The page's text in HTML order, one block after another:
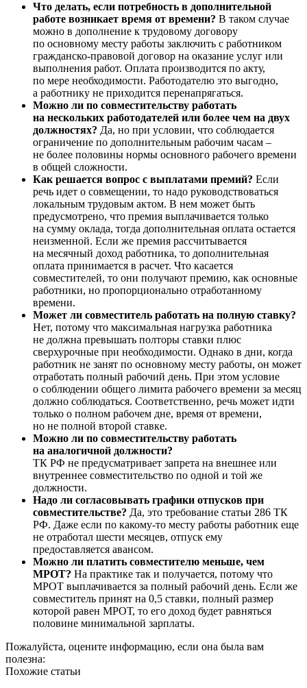
Что делать, если потребность в дополнительной
работе возникает время от времени? В таком случае
можно в дополнение к трудовому договору
по основному месту работы заключить с работником
гражданско-правовой договор на оказание услуг или
выполнения работ. Оплата производится по акту,
по мере необходимости. Работодателю это выгодно,
а работнику не приходится перенапрягаться.
Можно ли по совместительству работать
на нескольких работодателей или более чем на двух
должностях? Да, но при условии, что соблюдается
ограничение по дополнительным рабочим часам –
не более половины нормы основного рабочего времени
в общей сложности.
Как решается вопрос с выплатами премий? Если
речь идет о совмещении, то надо руководствоваться
локальным трудовым актом. В нем может быть
предусмотрено, что премия выплачивается только
на сумму оклада, тогда дополнительная оплата остается
неизменной. Если же премия рассчитывается
на месячный доход работника, то дополнительная
оплата принимается в расчет. Что касается
совместителей, то они получают премию, как основные
работники, но пропорционально отработанному
времени.
Может ли совместитель работать на полную ставку?
Нет, потому что максимальная нагрузка работника
не должна превышать полторы ставки плюс
сверхурочные при необходимости. Однако в дни, когда
работник не занят по основному месту работы, он может
отработать полный рабочий день. При этом условие
о соблюдении общего лимита рабочего времени за месяц
должно соблюдаться. Соответственно, речь может идти
только о полном рабочем дне, время от времени,
но не полной второй ставке.
Можно ли по совместительству работать
на аналогичной должности?
ТК РФ не предусматривает запрета на внешнее или
внутреннее совместительство по одной и той же
должности.
Надо ли согласовывать графики отпусков при
совместительстве? Да, это требование статьи 286 ТК
РФ. Даже если по какому-то месту работы работник еще
не отработал шести месяцев, отпуск ему
предоставляется авансом.
Можно ли платить совместителю меньше, чем
МРОТ? На практике так и получается, потому что
МРОТ выплачивается за полный рабочий день. Если же
совместитель принят на 0,5 ставки, полный размер
которой равен МРОТ, то его доход будет равняться
половине минимальной зарплаты.
Пожалуйста, оцените информацию, если она была вам
полезна:
Похожие статьи